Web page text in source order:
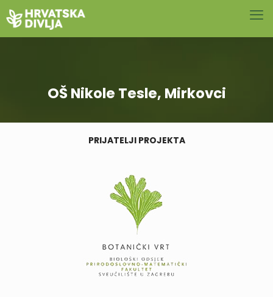
OŠ Nikole Tesle, Mirkovci
PRIJATELJI PROJEKTA